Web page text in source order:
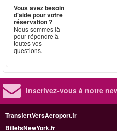
Vous avez besoin
d'aide pour votre
réservation ?
Nous sommes là
pour répondre à
toutes vos
questions.
Inscrivez-vous à notre
TransfertVersAeroport.fr
BilletsNewYork.fr